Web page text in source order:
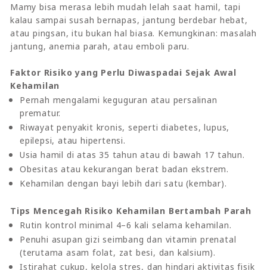
Mamy bisa merasa lebih mudah lelah saat hamil, tapi
kalau sampai susah bernapas, jantung berdebar hebat,
atau pingsan, itu bukan hal biasa. Kemungkinan: masalah
jantung, anemia parah, atau emboli paru.
Faktor Risiko yang Perlu Diwaspadai Sejak Awal
Kehamilan
Pernah mengalami keguguran atau persalinan
prematur.
Riwayat penyakit kronis, seperti diabetes, lupus,
epilepsi, atau hipertensi.
Usia hamil di atas 35 tahun atau di bawah 17 tahun.
Obesitas atau kekurangan berat badan ekstrem.
Kehamilan dengan bayi lebih dari satu (kembar).
Tips Mencegah Risiko Kehamilan Bertambah Parah
Rutin kontrol minimal 4–6 kali selama kehamilan.
Penuhi asupan gizi seimbang dan vitamin prenatal
(terutama asam folat, zat besi, dan kalsium).
Istirahat cukup, kelola stres, dan hindari aktivitas fisik